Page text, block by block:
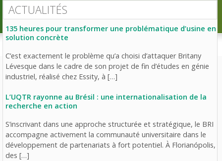
ACTUALITÉS
135 heures pour transformer une problématique d’usine en
solution concrète
C’est exactement le problème qu’a choisi d’attaquer Britany
Lévesque dans le cadre de son projet de fin d’études en génie
industriel, réalisé chez Essity, à […]
L’UQTR rayonne au Brésil : une internationalisation de la
recherche en action
S’inscrivant dans une approche structurée et stratégique, le BRI
accompagne activement la communauté universitaire dans le
développement de partenariats à fort potentiel. À Florianópolis,
des […]